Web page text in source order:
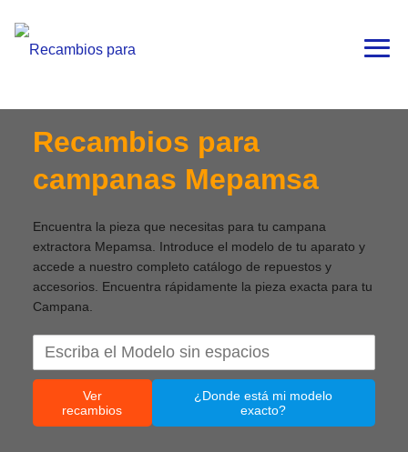
Recambios para
campanas Mepamsa
Encuentra la pieza que necesitas para tu campana
extractora Mepamsa. Introduce el modelo de tu aparato y
accede a nuestro completo catálogo de repuestos y
accesorios. Encuentra rápidamente la pieza exacta para tu
Campana.
Ver
recambios
¿Donde está mi modelo
exacto?